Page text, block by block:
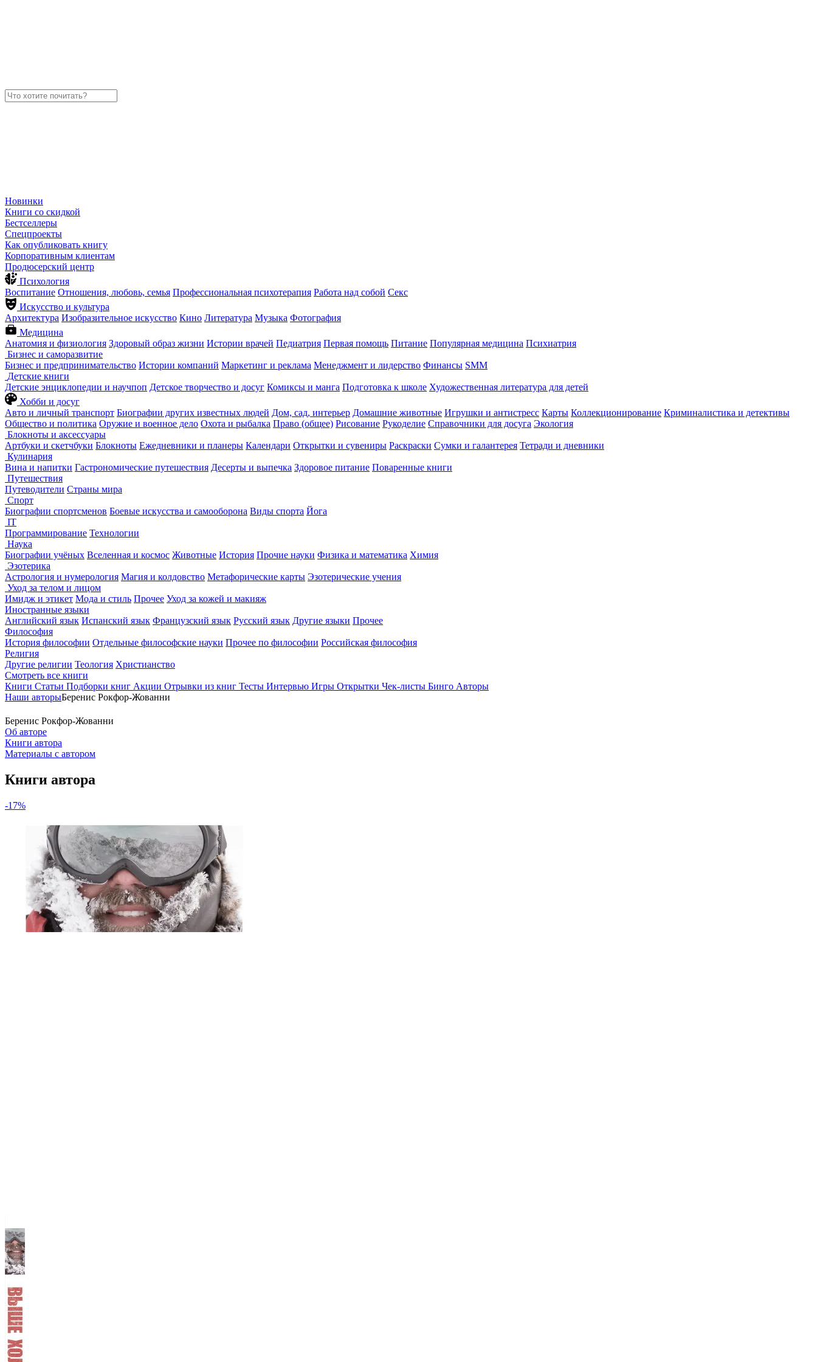
Новинки
Книги со скидкой
Бестселлеры
Спецпроекты
Как опубликовать книгу
Корпоративным клиентам
Продюсерский центр
Психология
Воспитание Отношения, любовь, семья Профессиональная психотерапия Работа над собой Секс
Искусство и культура
Архитектура Изобразительное искусство Кино Литература Музыка Фотография
Медицина
Анатомия и физиология Здоровый образ жизни Истории врачей Педиатрия Первая помощь Питание Популярная медицина Психиатрия
Бизнес и саморазвитие
Бизнес и предпринимательство Истории компаний Маркетинг и реклама Менеджмент и лидерство Финансы SMM
Детские книги
Детские энциклопедии и научпоп Детское творчество и досуг Комиксы и манга Подготовка к школе Художественная литература для детей
Хобби и досуг
Авто и личный транспорт Биографии других известных людей Дом, сад, интерьер Домашние животные Игрушки и антистресс Карты Коллекционирование Криминалистика и детективы
Общество и политика Оружие и военное дело Охота и рыбалка Право (общее) Рисование Рукоделие Справочники для досуга Экология
Блокноты и аксессуары
Артбуки и скетчбуки Блокноты Ежедневники и планеры Календари Открытки и сувениры Раскраски Сумки и галантерея Тетради и дневники
Кулинария
Вина и напитки Гастрономические путешествия Десерты и выпечка Здоровое питание Поваренные книги
Путешествия
Путеводители Страны мира
Спорт
Биографии спортсменов Боевые искусства и самооборона Виды спорта Йога
IT
Программирование Технологии
Наука
Биографии учёных Вселенная и космос Животные История Прочие науки Физика и математика Химия
Эзотерика
Астрология и нумерология Магия и колдовство Метафорические карты Эзотерические учения
Уход за телом и лицом
Имидж и этикет Мода и стиль Прочее Уход за кожей и макияж
Иностранные языки
Английский язык Испанский язык Французский язык Русский язык Другие языки Прочее
Философия
История философии Отдельные философские науки Прочее по философии Российская философия
Религия
Другие религии Теология Христианство
Смотреть все книги
Книги Статьи Подборки книг Акции Отрывки из книг Тесты Интервью Игры Открытки Чек-листы Бинго Авторы
Наши авторыБеренис Рокфор-Жованни
Беренис Рокфор-Жованни
Об авторе
Книги автора
Материалы с автором
Книги автора
-17%